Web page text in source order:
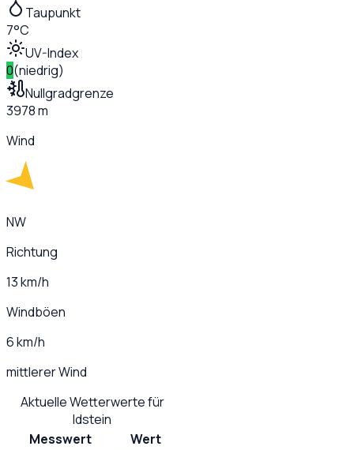
Taupunkt
7°C
UV-Index
0(niedrig)
Nullgradgrenze
3978 m
Wind
NW
Richtung
13 km/h
Windböen
6 km/h
mittlerer Wind
Aktuelle Wetterwerte für
Idstein
Messwert
Wert